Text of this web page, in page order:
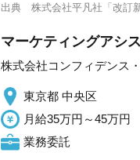
出典 株式会社平凡社「改訂
マーケティングアシ
株式会社コンフィデンス
東京都 中央区
月給35万円～45万円
業務委託